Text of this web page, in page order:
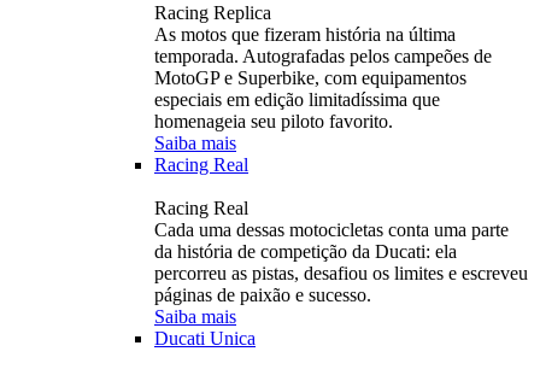
Racing Replica
As motos que fizeram história na última
temporada. Autografadas pelos campeões de
MotoGP e Superbike, com equipamentos
especiais em edição limitadíssima que
homenageia seu piloto favorito.
Saiba mais
Racing Real
Racing Real
Cada uma dessas motocicletas conta uma parte
da história de competição da Ducati: ela
percorreu as pistas, desafiou os limites e escreveu
páginas de paixão e sucesso.
Saiba mais
Ducati Unica